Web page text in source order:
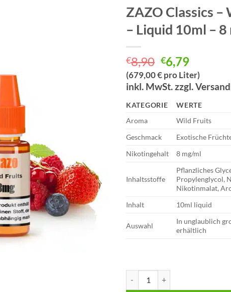
ZAZO Classics –
– Liquid 10ml –
€8,90
Preis
war:
€6,79
Preis
ist:
(679,00 € pro Liter)
inkl. MwSt. zzgl.
KATEGORIE
WERTE
Aroma
Wild Fruits
Geschmack
Exotische
Nikotingehalt
8 mg/ml
Inhaltsstoffe
Pflanzliches
Propylenglycol,
Nikotinmalat,
Inhalt
10ml liquid
Auswahl
In unglaublich
erhältlich